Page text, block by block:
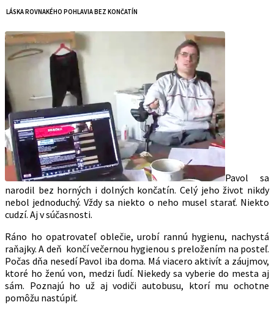
LÁSKA ROVNAKÉHO POHLAVIA BEZ KONČATÍN
Pavol sa
narodil bez horných i dolných končatín. Celý jeho život nikdy
nebol jednoduchý. Vždy sa niekto o neho musel starať. Niekto
cudzí. Aj v súčasnosti.
Ráno ho opatrovateľ oblečie, urobí rannú hygienu, nachystá
raňajky. A deň končí večernou hygienou s preložením na posteľ.
Počas dňa nesedí Pavol iba doma. Má viacero aktivít a záujmov,
ktoré ho ženú von, medzi ľudí. Niekedy sa vyberie do mesta aj
sám. Poznajú ho už aj vodiči autobusu, ktorí mu ochotne
pomôžu nastúpiť.